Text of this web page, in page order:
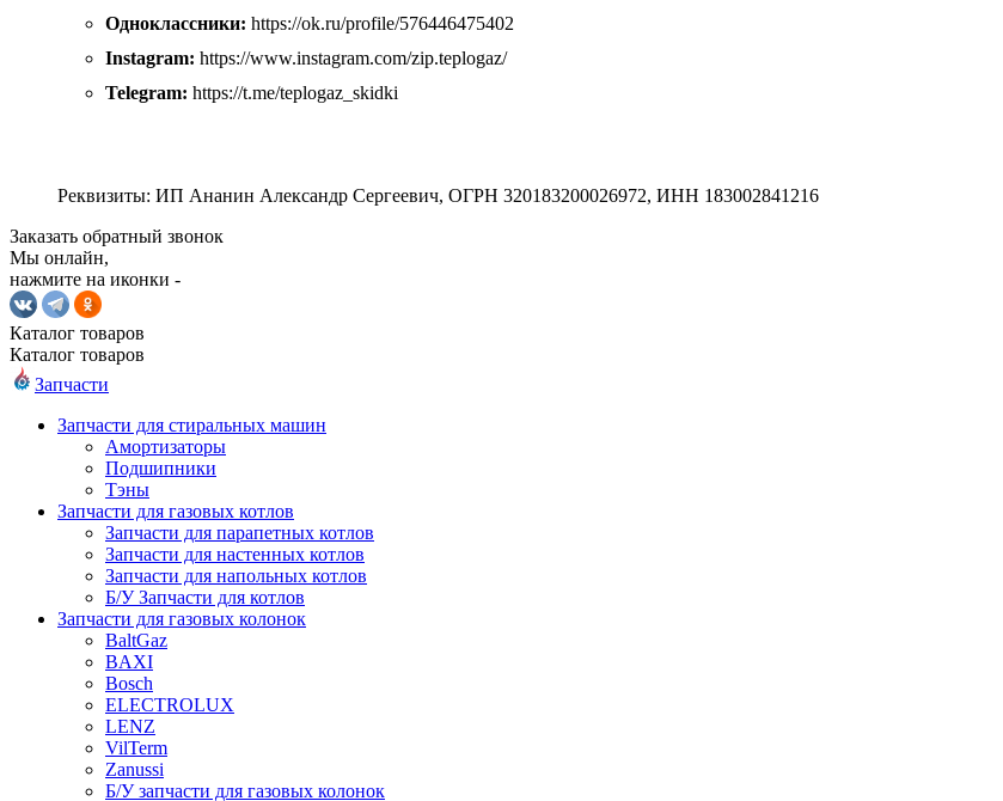
Одноклассники: https://ok.ru/profile/576446475402
Instagram: https://www.instagram.com/zip.teplogaz/
Telegram: https://t.me/teplogaz_skidki
Реквизиты: ИП Ананин Александр Сергеевич, ОГРН 320183200026972, ИНН 183002841216
Заказать обратный звонок
Мы онлайн,
нажмите на иконки -
Каталог товаров
Каталог товаров
Запчасти
Запчасти для стиральных машин
Амортизаторы
Подшипники
Тэны
Запчасти для газовых котлов
Запчасти для парапетных котлов
Запчасти для настенных котлов
Запчасти для напольных котлов
Б/У Запчасти для котлов
Запчасти для газовых колонок
BaltGaz
BAXI
Bosch
ELECTROLUX
LENZ
VilTerm
Zanussi
Б/У запчасти для газовых колонок